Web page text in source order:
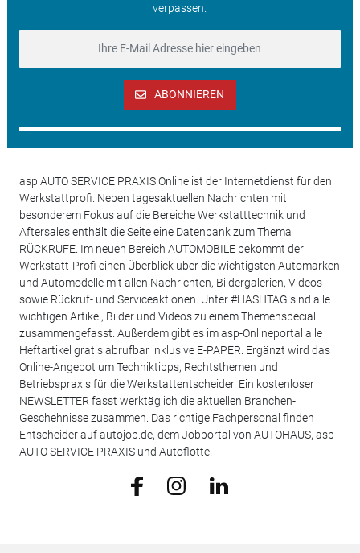
verpassen.
ABONNIEREN
asp AUTO SERVICE PRAXIS Online ist der Internetdienst für den
Werkstattprofi. Neben tagesaktuellen Nachrichten mit
besonderem Fokus auf die Bereiche Werkstatttechnik und
Aftersales enthält die Seite eine Datenbank zum Thema
RÜCKRUFE. Im neuen Bereich AUTOMOBILE bekommt der
Werkstatt-Profi einen Überblick über die wichtigsten Automarken
und Automodelle mit allen Nachrichten, Bildergalerien, Videos
sowie Rückruf- und Serviceaktionen. Unter #HASHTAG sind alle
wichtigen Artikel, Bilder und Videos zu einem Themenspecial
zusammengefasst. Außerdem gibt es im asp-Onlineportal alle
Heftartikel gratis abrufbar inklusive E-PAPER. Ergänzt wird das
Online-Angebot um Techniktipps, Rechtsthemen und
Betriebspraxis für die Werkstattentscheider. Ein kostenloser
NEWSLETTER fasst werktäglich die aktuellen Branchen-
Geschehnisse zusammen. Das richtige Fachpersonal finden
Entscheider auf autojob.de, dem Jobportal von AUTOHAUS, asp
AUTO SERVICE PRAXIS und Autoflotte.